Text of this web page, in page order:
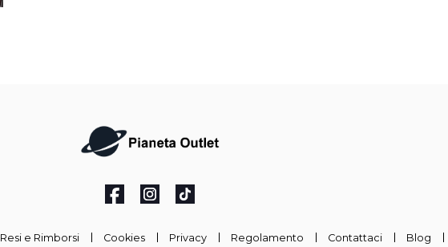
Resi e Rimborsi Cookies Privacy Regolamento Contattaci Blog